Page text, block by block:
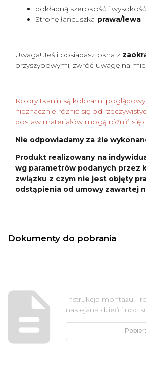
dokładną szerokość i
Stronę łańcuszka prawa/lewa
Uwaga! Jeśli posiadasz okna z
przyszybowymi, zwróć uwagę na
Kolory tkanin są kolorami
nieznacznie różnić się od
dostaw materiałów mogą różnić się
Nie odpowiadamy za źle
Produkt realizowany na
wg parametrów podanych przez
związku z czym nie jest objęty
odstąpienia od umowy zawartej
Dokumenty do pobrania
Instrukcja montażu -
naklejana dzień i noc